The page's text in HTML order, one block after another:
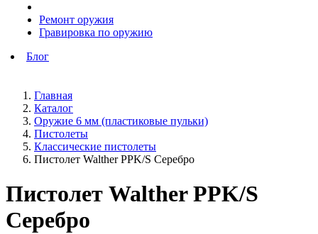
Ремонт оружия
Гравировка по оружию
Блог
Главная
Каталог
Оружие 6 мм (пластиковые пульки)
Пистолеты
Классические пистолеты
Пистолет Walther PPK/S Серебро
Пистолет Walther PPK/S
Серебро